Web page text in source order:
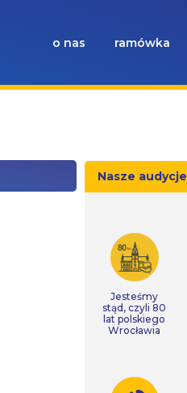
o nas ramówka
Nasze audycje
Jesteśmy
stąd, czyli 80
lat polskiego
Wrocławia